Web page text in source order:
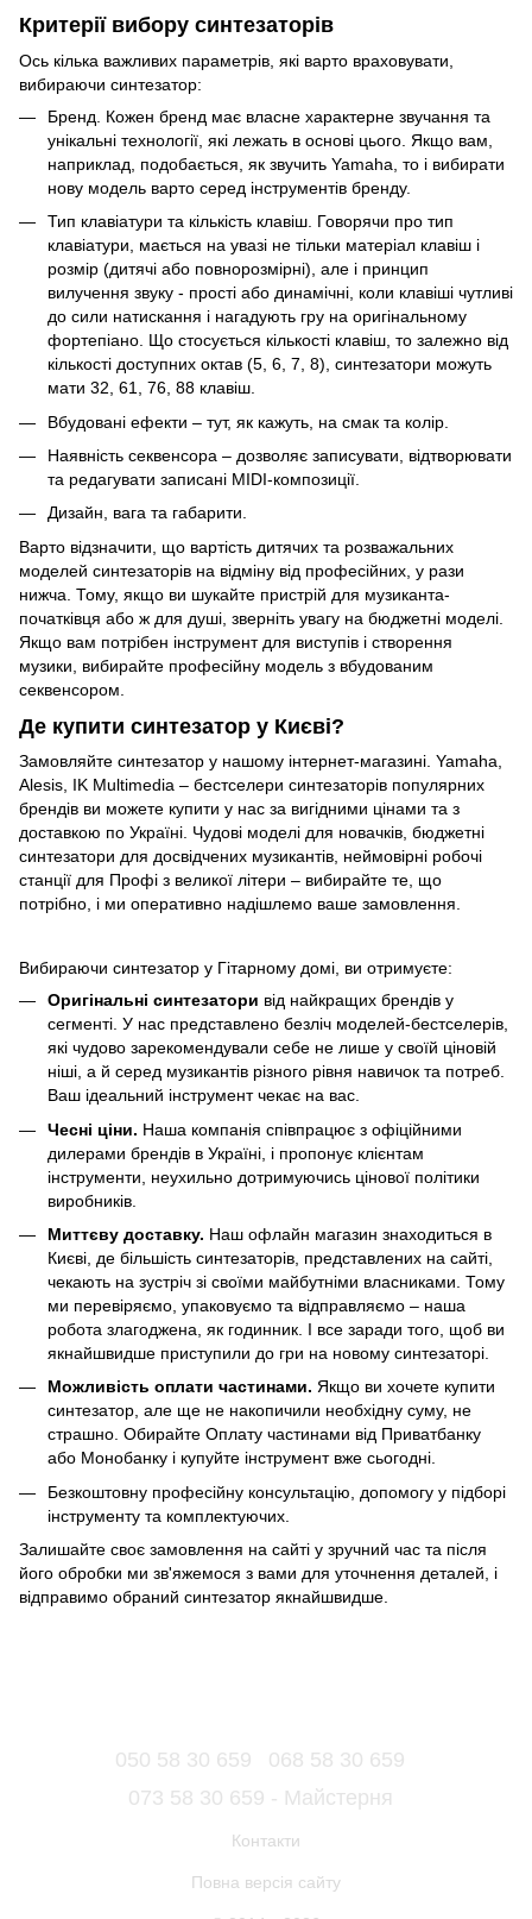
Критерії вибору синтезаторів
Ось кілька важливих параметрів, які варто враховувати,
вибираючи синтезатор:
Бренд. Кожен бренд має власне характерне звучання та
унікальні технології, які лежать в основі цього. Якщо вам,
наприклад, подобається, як звучить Yamaha, то і вибирати
нову модель варто серед інструментів бренду.
Тип клавіатури та кількість клавіш. Говорячи про тип
клавіатури, мається на увазі не тільки матеріал клавіш і
розмір (дитячі або повнорозмірні), але і принцип
вилучення звуку - прості або динамічні, коли клавіші чутливі
до сили натискання і нагадують гру на оригінальному
фортепіано. Що стосується кількості клавіш, то залежно від
кількості доступних октав (5, 6, 7, 8), синтезатори можуть
мати 32, 61, 76, 88 клавіш.
Вбудовані ефекти – тут, як кажуть, на смак та колір.
Наявність секвенсора – дозволяє записувати, відтворювати
та редагувати записані MIDI-композиції.
Дизайн, вага та габарити.
Варто відзначити, що вартість дитячих та розважальних
моделей синтезаторів на відміну від професійних, у рази
нижча. Тому, якщо ви шукайте пристрій для музиканта-
початківця або ж для душі, зверніть увагу на бюджетні моделі.
Якщо вам потрібен інструмент для виступів і створення
музики, вибирайте професійну модель з вбудованим
секвенсором.
Де купити синтезатор у Києві?
Замовляйте синтезатор у нашому інтернет-магазині. Yamaha,
Alesis, IK Multimedia – бестселери синтезаторів популярних
брендів ви можете купити у нас за вигідними цінами та з
доставкою по Україні. Чудові моделі для новачків, бюджетні
синтезатори для досвідчених музикантів, неймовірні робочі
станції для Профі з великої літери – вибирайте те, що
потрібно, і ми оперативно надішлемо ваше замовлення.
Вибираючи синтезатор у Гітарному домі, ви отримуєте:
Оригінальні синтезатори від найкращих брендів у
сегменті. У нас представлено безліч моделей-бестселерів,
які чудово зарекомендували себе не лише у своїй ціновій
ніші, а й серед музикантів різного рівня навичок та потреб.
Ваш ідеальний інструмент чекає на вас.
Чесні ціни. Наша компанія співпрацює з офіційними
дилерами брендів в Україні, і пропонує клієнтам
інструменти, неухильно дотримуючись цінової політики
виробників.
Миттєву доставку. Наш офлайн магазин знаходиться в
Києві, де більшість синтезаторів, представлених на сайті,
чекають на зустріч зі своїми майбутніми власниками. Тому
ми перевіряємо, упаковуємо та відправляємо – наша
робота злагоджена, як годинник. І все заради того, щоб ви
якнайшвидше приступили до гри на новому синтезаторі.
Можливість оплати частинами. Якщо ви хочете купити
синтезатор, але ще не накопичили необхідну суму, не
страшно. Обирайте Оплату частинами від Приватбанку
або Монобанку і купуйте інструмент вже сьогодні.
Безкоштовну професійну консультацію, допомогу у підборі
інструменту та комплектуючих.
Залишайте своє замовлення на сайті у зручний час та після
його обробки ми зв'яжемося з вами для уточнення деталей, і
відправимо обраний синтезатор якнайшвидше.
050 58 30 659
068 58 30 659
073 58 30 659 - Майстерня
Контакти
Повна версія сайту